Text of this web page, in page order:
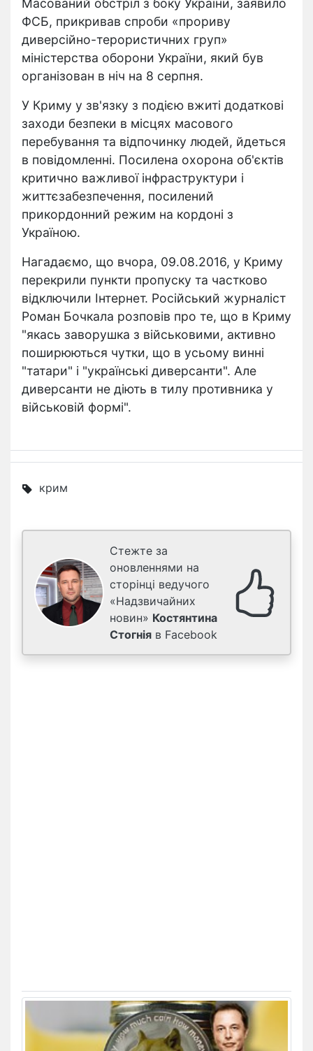
Масований обстріл з боку України, заявило
ФСБ, прикривав спроби «прориву
диверсійно-терористичних груп»
міністерства оборони України, який був
організован в ніч на 8 серпня.
У Криму у зв'язку з подією вжиті додаткові
заходи безпеки в місцях масового
перебування та відпочинку людей, йдеться
в повідомленні. Посилена охорона об'єктів
критично важливої інфраструктури і
життєзабезпечення, посилений
прикордонний режим на кордоні з
Україною.
Нагадаємо, що вчора, 09.08.2016, у Криму
перекрили пункти пропуску та частково
відключили Інтернет. Російський журналіст
Роман Бочкала розповів про те, що в Криму
"якась заворушка з військовими, активно
поширюються чутки, що в усьому винні
"татари" і "українські диверсанти". Але
диверсанти не діють в тилу противника у
військовій формі".
крим
Стежте за
оновленнями на
сторінці ведучого
«Надзвичайних
новин» Костянтина
Стогнія в Facebook